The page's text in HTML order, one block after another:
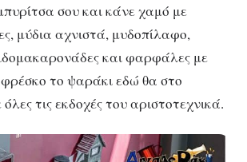
σου και κάνε χαμό με
μύδια αχνιστά, μυδοπίλαφο,
και φαρφάλες με
το ψαράκι εδώ θα στο
τις εκδοχές του αριστοτεχνικά.